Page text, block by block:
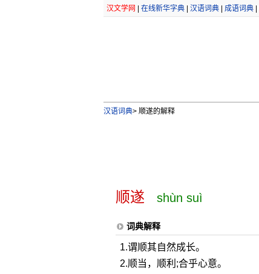
汉文学网 在线新华字典| 汉语词典| 成语词典|
汉语词典>顺遂的解释
顺遂 shùn suì
词典解释
1.谓顺其自然成长。
2.顺当，顺利;合乎心意。